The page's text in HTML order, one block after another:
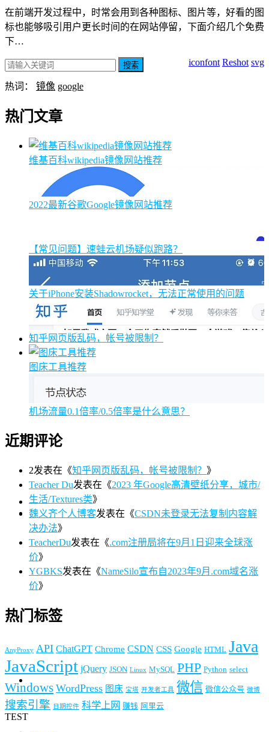
在前端开发过程中，时常会用到各种图标、图片等，好看的图
标也能够吸引用户更长时间的在网站停留，下面介绍几个免费
下…
iconfont Reshot svg
搜索
热词： 镜像 google
热门文章
维基百科wikipedia镜像网站推荐
2022最新谷歌Google镜像网站推荐
【常见问题】速蛙云机场疑似跑路？
关于iPhone安装Shadowrocket，无法正常使用的问题
知乎网页版乱码，帐号被限制？
图床工具推荐
机场流量0.1倍率/0.5倍率是什么意思？
近期评论
2发表在《知乎网页版乱码，帐号被限制？ 》
Teacher Du发表在《2023 年Google高清壁纸分享，城市/
生活/Textures类》
魏义齐个人博客发表在《CSDN未登录无法复制内容解
决办法》
TeacherDu发表在《.com注册局将在9月1日迎来全球涨
价》
YGBKS发表在《NameSilo宣布自2023年9月.com域名涨
价》
热门标签
AnyProxy API ChatGPT Chrome CSDN CSS Google HTML Java
JavaScript jQuery JSON Linux MySQL PHP Python select
Windows WordPress 图床 宝塔 开发者工具 微信 微信公众号 微博
搜索引擎 日期控件 科学上网 赚钱 阿里云
TEST